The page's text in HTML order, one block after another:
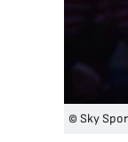
© Sky